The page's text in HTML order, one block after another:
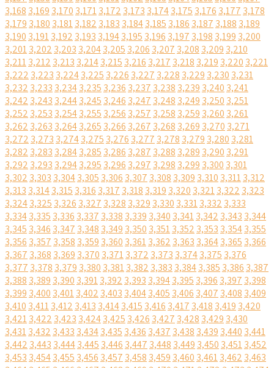
3,168 3,169 3,170 3,1713,172 3,173 3,1743,175 3,176 3,177 3,178
3,179 3,180 3,1813,182 3,183 3,1843,185 3,186 3,187 3,188 3,189
3,190 3,1913,192 3,193 3,1943,195 3,196 3,197 3,198 3,199 3,200
3,2013,202 3,203 3,2043,205 3,206 3,207 3,208 3,209 3,210
3,2113,212 3,213 3,2143,215 3,216 3,217 3,218 3,219 3,220 3,221
3,222 3,223 3,2243,225 3,226 3,227 3,228 3,229 3,230 3,231
3,232 3,233 3,2343,235 3,236 3,237 3,238 3,239 3,240 3,241
3,242 3,243 3,2443,245 3,246 3,247 3,248 3,249 3,250 3,251
3,252 3,253 3,2543,255 3,256 3,257 3,258 3,259 3,260 3,261
3,262 3,263 3,2643,265 3,266 3,267 3,268 3,269 3,270 3,271
3,272 3,273 3,2743,275 3,276 3,277 3,278 3,279 3,280 3,281
3,282 3,283 3,2843,285 3,286 3,287 3,288 3,289 3,290 3,291
3,292 3,293 3,2943,295 3,296 3,297 3,298 3,299 3,300 3,301
3,302 3,303 3,3043,305 3,306 3,307 3,308 3,309 3,310 3,3113,312
3,313 3,3143,315 3,316 3,317 3,318 3,319 3,320 3,3213,322 3,323
3,3243,325 3,326 3,327 3,328 3,329 3,330 3,3313,332 3,333
3,3343,335 3,336 3,337 3,338 3,339 3,340 3,3413,342 3,343 3,344
3,345 3,346 3,347 3,348 3,349 3,350 3,3513,352 3,353 3,3543,355
3,356 3,357 3,358 3,359 3,360 3,3613,362 3,363 3,3643,365 3,366
3,367 3,368 3,369 3,370 3,3713,372 3,373 3,3743,375 3,376
3,377 3,378 3,379 3,380 3,3813,382 3,383 3,3843,385 3,386 3,387
3,388 3,389 3,390 3,3913,392 3,393 3,3943,395 3,396 3,397 3,398
3,399 3,400 3,4013,402 3,403 3,4043,405 3,406 3,407 3,408 3,409
3,410 3,4113,412 3,413 3,4143,415 3,416 3,417 3,418 3,419 3,420
3,4213,422 3,423 3,4243,425 3,426 3,427 3,428 3,429 3,430
3,4313,432 3,433 3,4343,435 3,436 3,437 3,438 3,439 3,440 3,441
3,442 3,443 3,4443,445 3,446 3,447 3,448 3,449 3,450 3,4513,452
3,453 3,4543,455 3,456 3,457 3,458 3,459 3,460 3,4613,462 3,463